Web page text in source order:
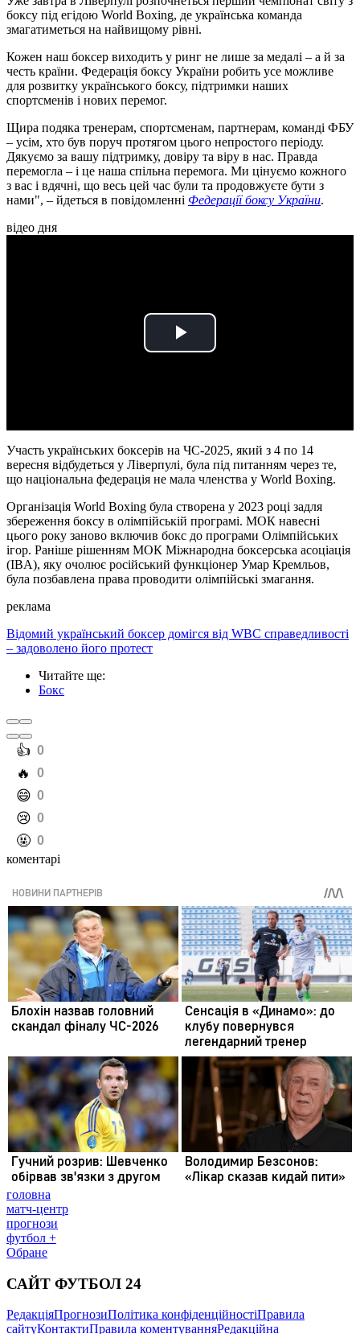
боксу під егідою World Boxing, де українська команда
змагатиметься на найвищому рівні.
Кожен наш боксер виходить у ринг не лише за медалі – а й за
честь країни. Федерація боксу України робить усе можливе
для розвитку українського боксу, підтримки наших
спортсменів і нових перемог.
Щира подяка тренерам, спортсменам, партнерам, команді ФБУ
– усім, хто був поруч протягом цього непростого періоду.
Дякуємо за вашу підтримку, довіру та віру в нас. Правда
перемогла – і це наша спільна перемога. Ми цінуємо кожного
з вас і вдячні, що весь цей час були та продовжуєте бути з
нами", – йдеться в повідомленні Федерації боксу України.
відео дня
Play
Участь українських боксерів на ЧС-2025, який з 4 по 14
вересня відбудеться у Ліверпулі, була під питанням через те,
що національна федерація не мала членства у World Boxing.
Організація World Boxing була створена у 2023 році задля
збереження боксу в олімпійській програмі. МОК навесні
цього року заново включив бокс до програми Олімпійських
ігор. Раніше рішенням МОК Міжнародна боксерська асоціація
(IBA), яку очолює російський функціонер Умар Кремльов,
була позбавлена права проводити олімпійські змагання.
реклама
Відомий український боксер домігся від WBC справедливості
– задоволено його протест
Читайте ще:
Бокс
️👍 0
️🔥 0
️😄 0
️😢 0
️🤬 0
коментарі
головна
матч-центр
прогнози
футбол +
Обране
САЙТ ФУТБОЛ 24
РедакціяПрогнозиПолітика конфіденційностіПравила
сайтуКонтактиПравила коментуванняРедакційна